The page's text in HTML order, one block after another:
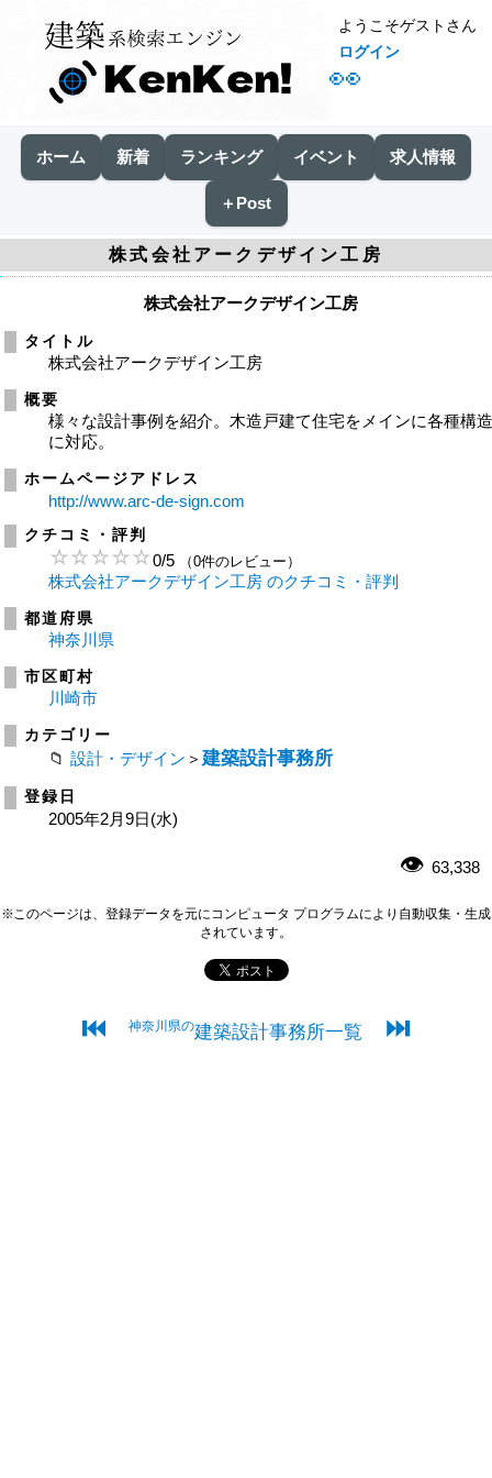
👀
ようこそゲストさん
ログイン
ホーム 新着 ランキング イベント 求人情報
＋Post
株式会社アークデザイン工房
株式会社アークデザイン工房
タイトル
株式会社アークデザイン工房
概要
様々な設計事例を紹介。木造戸建て住宅をメインに各種構
に対応。
ホームページアドレス
http://www.arc-de-sign.com
クチコミ・評判
0/5 （0件のレビュー）
株式会社アークデザイン工房 のクチコミ・評判
都道府県
神奈川県
市区町村
川崎市
カテゴリー
設計・デザイン ＞ 建築設計事務所
登録日
2005年2月9日(水)
63,338
※このページは、登録データを元にコンピュータ プログラムにより自動収集・生成
されています。
⏮ 神奈川県の建築設計事務所一覧 ⏭